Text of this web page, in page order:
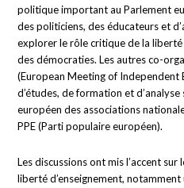
politique important au Parlement
des politiciens, des éducateurs et
explorer le rôle critique de la
des démocraties. Les autres co-
(European Meeting of Independent
d’études, de formation et d’analyse
européen des associations
PPE (Parti populaire européen).
Les discussions ont mis l’accent
liberté d’enseignement,